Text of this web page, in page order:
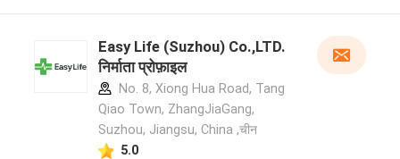
Easy Life (Suzhou) Co.,LTD.
निर्माता प्रोफ़ाइल
No. 8, Xiong Hua Road, Tang
Qiao Town, ZhangJiaGang,
Suzhou, Jiangsu, China ,चीन
5.0